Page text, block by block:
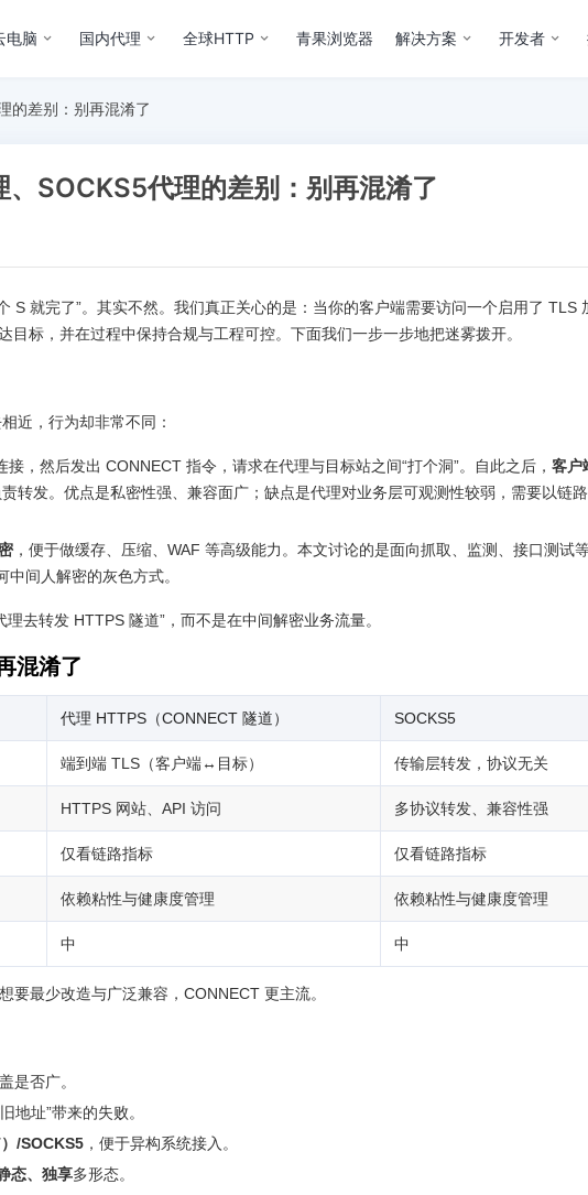
电脑 国内代理 全球HTTP 青果浏览器 解决方案 开发者
的差别：别再混淆了
SOCKS5代理的差别：别再混淆了
S 就完了”。其实不然。我们真正关心的是：当你的客户端需要访问一个启用了 TLS
目标，并在过程中保持合规与工程可控。下面我们一步一步地把迷雾拨开。
近，行为却非常不同：
接，然后发出 CONNECT 指令，请求在代理与目标站之间“打个洞”。自此之后， 客户
责转发。优点是私密性强、兼容面广；缺点是代理对业务层可观测性较弱，需要以链
，便于做缓存、压缩、WAF 等高级能力。本文讨论的是面向抓取、监测、接口测试
间人解密的灰色方式。
去转发 HTTPS 隧道”，而不是在中间解密业务流量。
混淆了
代理 HTTPS（CONNECT 隧道） SOCKS5
端到端 TLS（客户端↔目标） 传输层转发，协议无关
HTTPS 网站、API 访问 多协议转发、兼容性强
仅看链路指标 仅看链路指标
依赖粘性与健康度管理 依赖粘性与健康度管理
中 中
要最少改造与广泛兼容，CONNECT 更主流。
是否广。
地址”带来的失败。
/SOCKS5 ，便于异构系统接入。
态、独享多形态。